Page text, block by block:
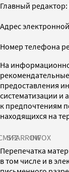
Главный
Адрес
Номер телефона
На
предоставления
систематизации и
к предпочтениям
находящихся на
SPARROWINFOX
Перепечатка
в том числе и в